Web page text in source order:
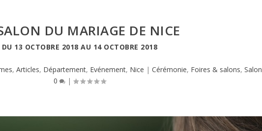
DU MARIAGE DE NICE
DU 13 OCTOBRE 2018 AU 14 OCTOBRE 2018
,Articles, Département, Evénement, Nice |Cérémonie, Foires & salons,Salon
0
|